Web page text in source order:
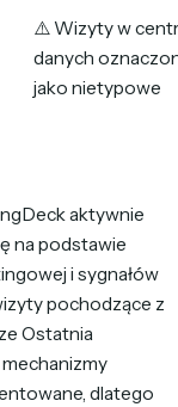
⚠️ Wizyty w
danych
jako nietypowe
aktywnie
na podstawie
i sygnałów
pochodzące z
Ostatnia
dlatego